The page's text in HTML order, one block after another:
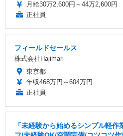
月給30万2,600円～44万2,600円
正社員
フィールドセールス
株式会社Hajimari
東京都
年収468万円～604万円
正社員
「未経験から始めるシンプル軽